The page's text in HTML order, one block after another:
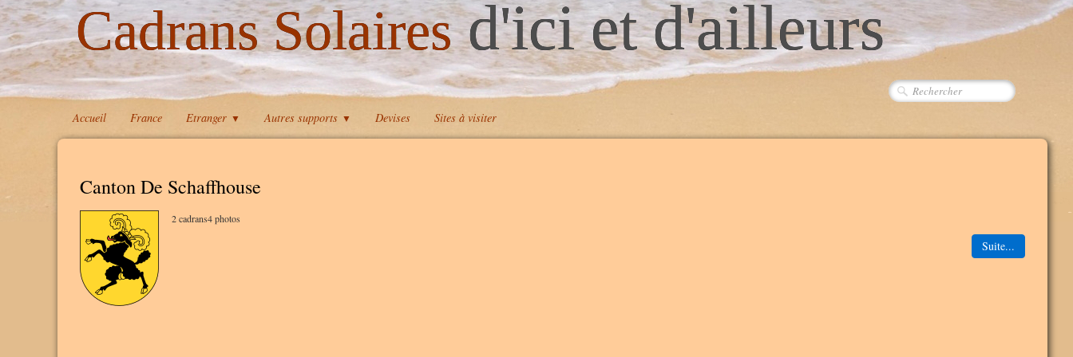
Cadrans Solairesd'ici et d'ailleurs
Accueil France Etranger ▼ Autres supports ▼ Devises Sites à visiter
Canton De Schaffhouse
2 cadrans4 photos
Suite...